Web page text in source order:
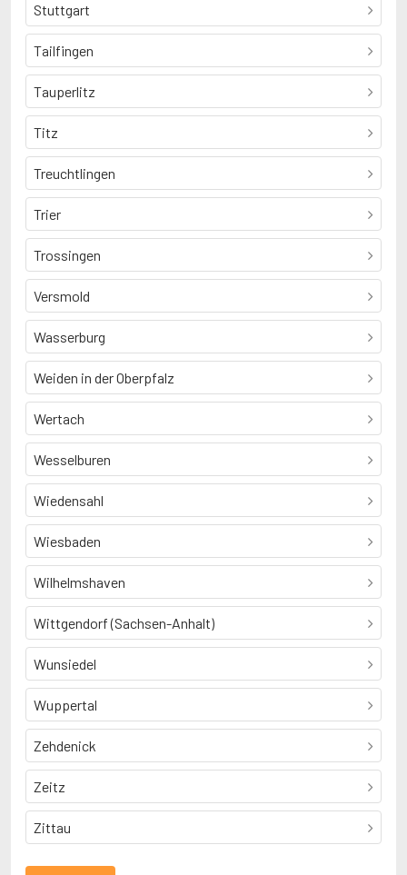
Stuttgart
Tailfingen
Tauperlitz
Titz
Treuchtlingen
Trier
Trossingen
Versmold
Wasserburg
Weiden in der Oberpfalz
Wertach
Wesselburen
Wiedensahl
Wiesbaden
Wilhelmshaven
Wittgendorf (Sachsen-Anhalt)
Wunsiedel
Wuppertal
Zehdenick
Zeitz
Zittau